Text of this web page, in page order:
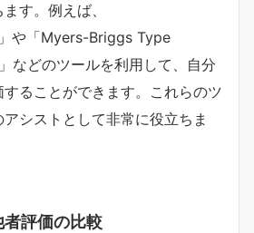
す。例えば、
や「Myers-Briggs Type
などのツールを利用して、自分
ることができます。これらのツ
シストとして非常に役立ちま
評価の比較